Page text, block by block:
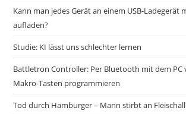
Kann man jedes Gerät an einem USB-Ladegerät
aufladen?
Studie: KI lässt uns schlechter lernen
Battletron Controller: Per Bluetooth mit dem PC
Makro-Tasten programmieren
Tod durch Hamburger – Mann stirbt an